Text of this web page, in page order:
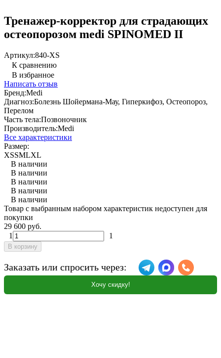
Тренажер-корректор для страдающих
остеопорозом medi SPINOMED II
Артикул:840-XS
К сравнению
В избранное
Написать отзыв
Бренд:Medi
Диагноз:Болезнь Шойермана-Мау, Гиперкифоз, Остеопороз,
Перелом
Часть тела:Позвоночник
Производитель:Medi
Все характеристики
Размер:
XSSMLXL
В наличии
В наличии
В наличии
В наличии
В наличии
Товар с выбранным набором характеристик недоступен для
покупки
29 600 руб.
1
1
В корзину
Заказать или спросить через:
Хочу скидку!